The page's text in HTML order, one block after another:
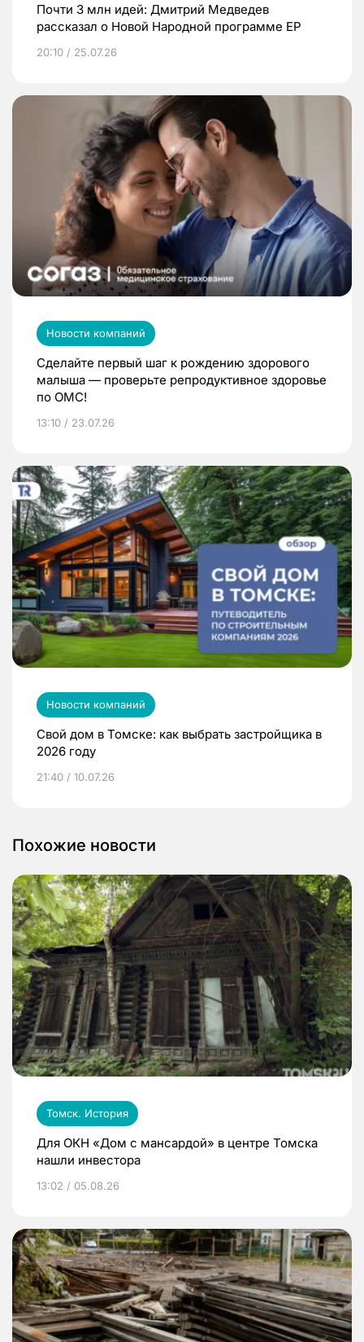
Почти 3 млн идей: Дмитрий Медведев
рассказал о Новой Народной программе ЕР
20:10 / 25.07.26
Новости компаний
Сделайте первый шаг к рождению здорового
малыша — проверьте репродуктивное здоровье
по ОМС!
13:10 / 23.07.26
Новости компаний
Свой дом в Томске: как выбрать застройщика в
2026 году
21:40 / 10.07.26
Похожие новости
Томск. История
Для ОКН «Дом с мансардой» в центре Томска
нашли инвестора
13:02 / 05.08.26